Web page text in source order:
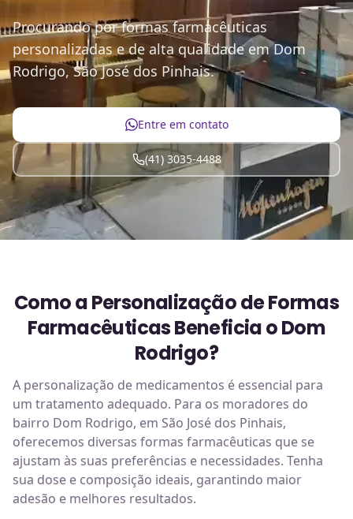
Procurando por formas farmacêuticas
personalizadas e de alta qualidade em Dom
Rodrigo, São José dos Pinhais.
Entre em contato
(41) 3035-4488
Como a Personalização de Formas
Farmacêuticas Beneficia o Dom
Rodrigo?
A personalização de medicamentos é essencial para
um tratamento adequado. Para os moradores do
bairro Dom Rodrigo, em São José dos Pinhais,
oferecemos diversas formas farmacêuticas que se
ajustam às suas preferências e necessidades. Tenha
sua dose e composição ideais, garantindo maior
adesão e melhores resultados.